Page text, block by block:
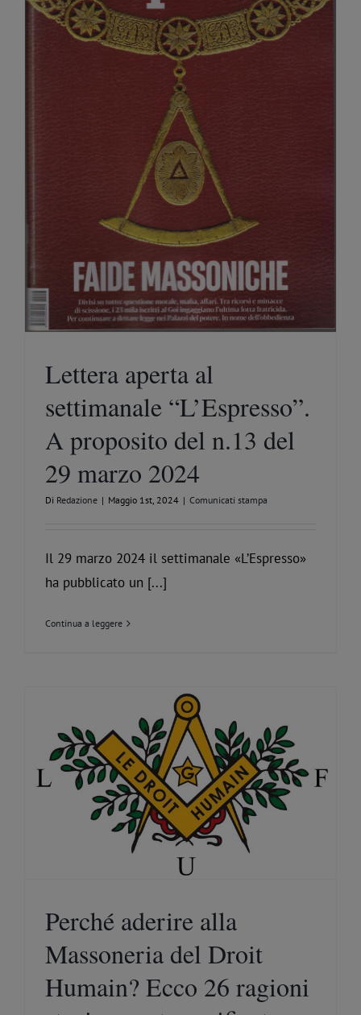
Lettera aperta al
settimanale “L’Espresso”.
A proposito del n.13 del
29 marzo 2024
Di Redazione | Maggio 1st, 2024 | Comunicati stampa
Il 29 marzo 2024 il settimanale «L’Espresso»
ha pubblicato un [...]
Continua a leggere
Perché aderire alla
Massoneria del Droit
Humain? Ecco 26 ragioni